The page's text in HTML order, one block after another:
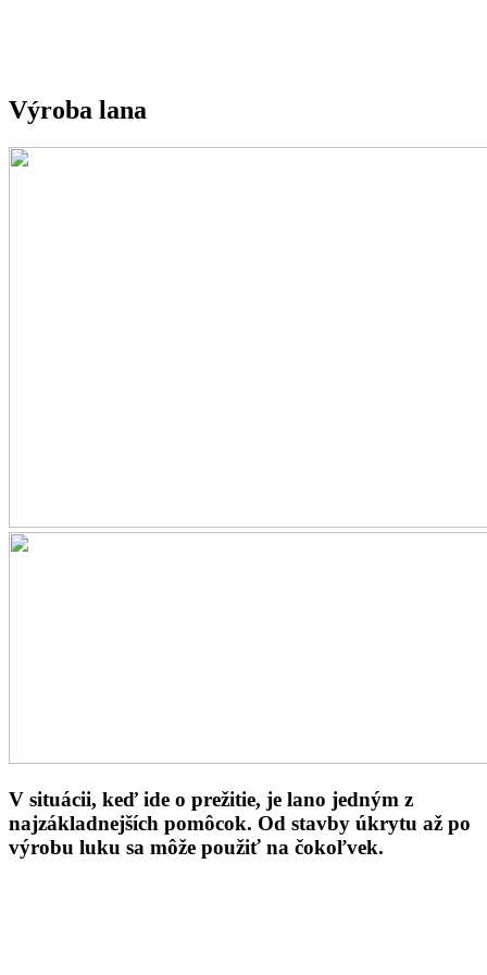
Výroba lana
V situácii, keď ide o prežitie, je lano jedným z
najzákladnejších pomôcok. Od stavby úkrytu až po
výrobu luku sa môže použiť na čokoľvek.